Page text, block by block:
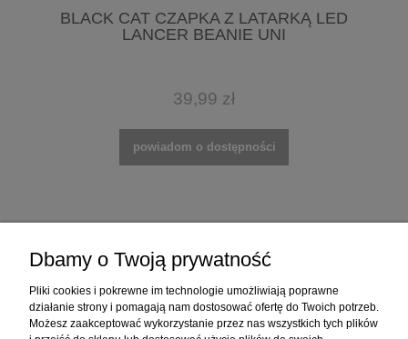
BLACK CAT CZAPKA Z LATARKĄ LED
LANCER BEANIE UNI
39,99 zł
powiadom o dostępności
Dbamy o Twoją prywatność
Pliki cookies i pokrewne im technologie umożliwiają poprawne
działanie strony i pomagają nam dostosować ofertę do Twoich potrzeb.
Możesz zaakceptować wykorzystanie przez nas wszystkich tych plików